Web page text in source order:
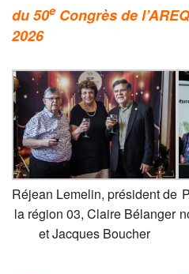
du 50eCongrès de
2026
Réjean Lemelin, président de
la région 03, Claire Bélanger
et Jacques Boucher